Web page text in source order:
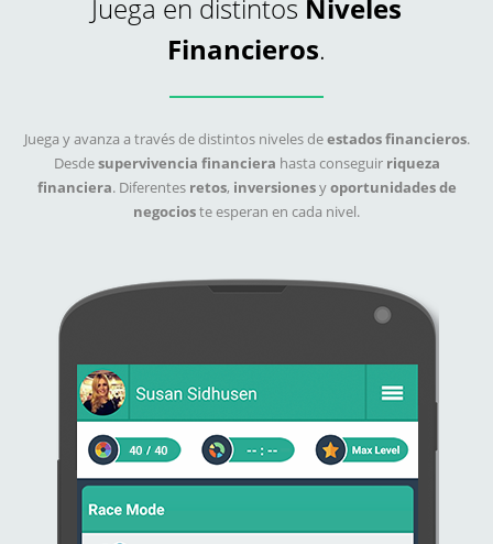
Juega en distintos Niveles
Financieros.
Juega y avanza a través de distintos niveles deestados financieros.
Desdesupervivencia financiera hasta conseguir riqueza
financiera. Diferentes retos, inversionesyoportunidades de
negocioste esperan en cada nivel.